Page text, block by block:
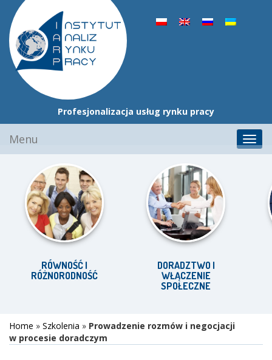
Profesjonalizacja usług rynku pracy
treści
Menu
RÓWNOŚĆ I
RÓŻNORODNOŚĆ
DORADZTWO I
WŁĄCZENIE
SPOŁECZNE
Home » Szkolenia » Prowadzenie rozmów i negocjacji
w procesie doradczym